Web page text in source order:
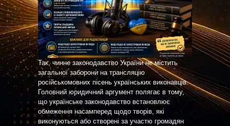
Так, чинне законодавство України не містить
загальної заборони на трансляцію
російськомовних пісень українських виконавців.
Головний юридичний аргумент полягає в тому,
що українське законодавство встановлює
обмеження насамперед щодо творів, які
виконуються або створені за участю громадян